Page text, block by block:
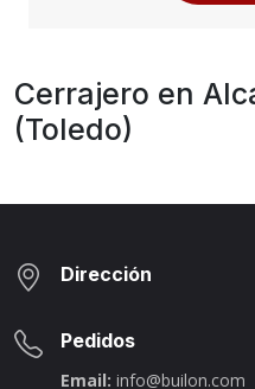
Cerrajero en
(Toledo)
Dirección
Pedidos
Email: info@builon.com